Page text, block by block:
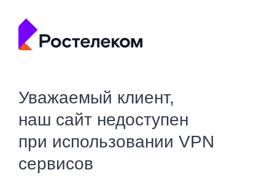
Уважаемый клиент,
наш сайт недоступен
при использовании VPN
сервисов